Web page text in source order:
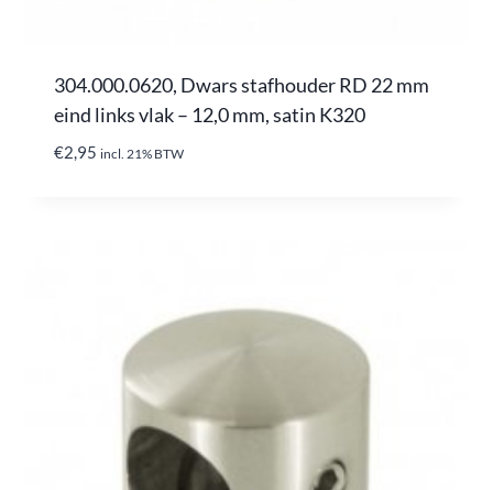
304.000.0620, Dwars stafhouder RD 22 mm
eind links vlak – 12,0 mm, satin K320
€2,95 incl. 21% BTW